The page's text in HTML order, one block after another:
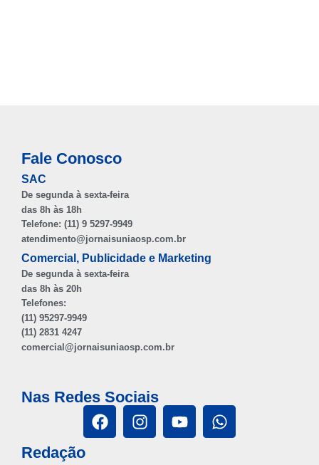
Fale Conosco
SAC
De segunda à sexta-feira
das 8h às 18h
Telefone: (11) 9 5297-9949
atendimento@jornaisuniaosp.com.br
Comercial, Publicidade e Marketing
De segunda à sexta-feira
das 8h às 20h
Telefones:
(11) 95297-9949
(11) 2831 4247
comercial@jornaisuniaosp.com.br
Nas Redes Sociais
Redação